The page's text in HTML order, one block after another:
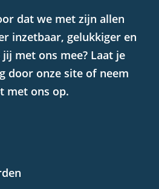
dat we met zijn allen
inzetbaar, gelukkiger en
met ons mee? Laat je
door onze site of neem
met ons op.